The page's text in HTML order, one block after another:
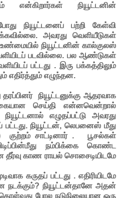
என்கிறார்கள் நியூட்டனின்
நியூட்டனைப் பற்றி கேள்வி
அவரது வெளியீடுகள்
நியூட்டனின் கால்குலஸ்
படவில்லை. பல ஆண்டுகள்
பட்டது . இரு பக்கத்திலும்
எதிர்த்தும் எழுந்தன.
நியூட்டனுக்கு ஆதரவாக
செய்தி என்னவென்றால்
எழுதப்பட்டு அவரது
பட்டது. நியூட்டன், லெபனைஸ் மீது
குற்றம் சாட்டினார் . பூசல்கள்
நம்பிக்கை கொண்ட
காண ராயல் சொசைடியிடமே
கருதப் பட்டது . எதிரியிடமே
நடக்கும்? நியூட்டன்தானே அதன்
போல நடுநிலையான ஒரு